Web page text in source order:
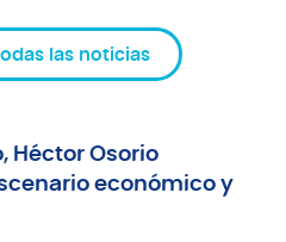
las noticias
Héctor Osorio
económico y